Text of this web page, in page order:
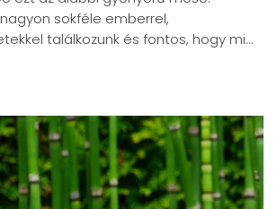
sokféle emberrel,
találkozunk és fontos, hogy mi…